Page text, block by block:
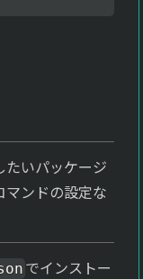
たいパッケージ
マンドの設定な
でインストー